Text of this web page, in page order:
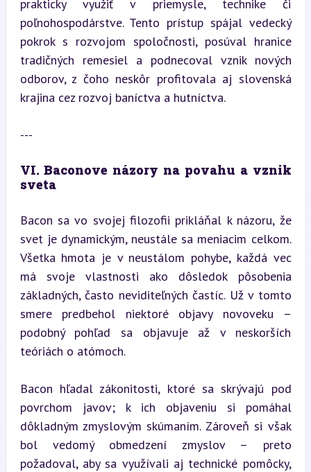
prakticky využiť v priemysle, technike či
poľnohospodárstve. Tento prístup spájal vedecký
pokrok s rozvojom spoločnosti, posúval hranice
tradičných remesiel a podnecoval vznik nových
odborov, z čoho neskôr profitovala aj slovenská
krajina cez rozvoj baníctva a hutníctva.
---
VI. Baconove názory na povahu a vznik
sveta
Bacon sa vo svojej filozofii prikláňal k názoru, že
svet je dynamickým, neustále sa meniacim celkom.
Všetka hmota je v neustálom pohybe, každá vec
má svoje vlastnosti ako dôsledok pôsobenia
základných, často neviditeľných častíc. Už v tomto
smere predbehol niektoré objavy novoveku –
podobný pohľad sa objavuje až v neskorších
teóriách o atómoch.
Bacon hľadal zákonitosti, ktoré sa skrývajú pod
povrchom javov; k ich objaveniu si pomáhal
dôkladným zmyslovým skúmaním. Zároveň si však
bol vedomý obmedzení zmyslov – preto
požadoval, aby sa využívali aj technické pomôcky,